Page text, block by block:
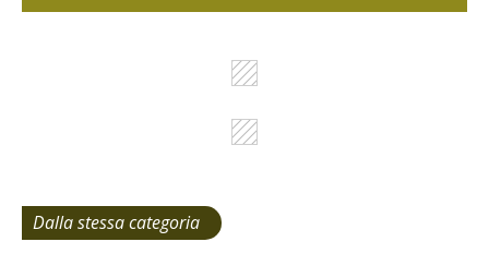
Dalla stessa categoria